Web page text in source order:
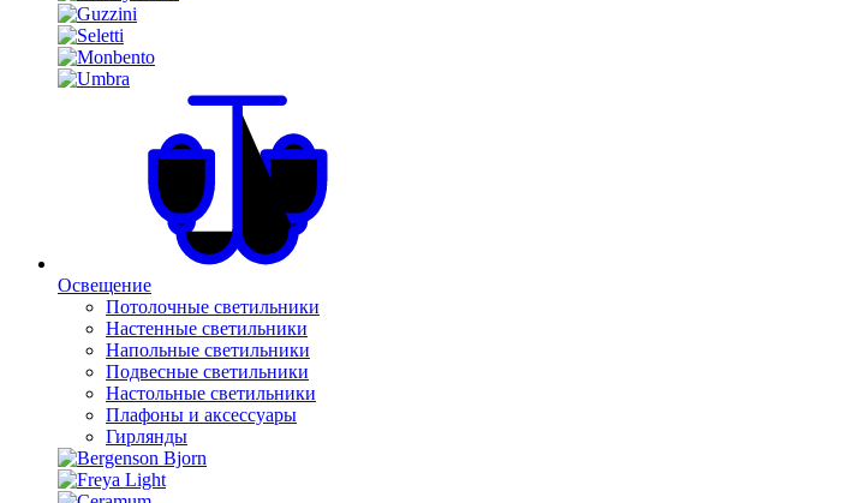
Освещение
Потолочные светильники
Настенные светильники
Напольные светильники
Подвесные светильники
Настольные светильники
Плафоны и аксессуары
Гирлянды